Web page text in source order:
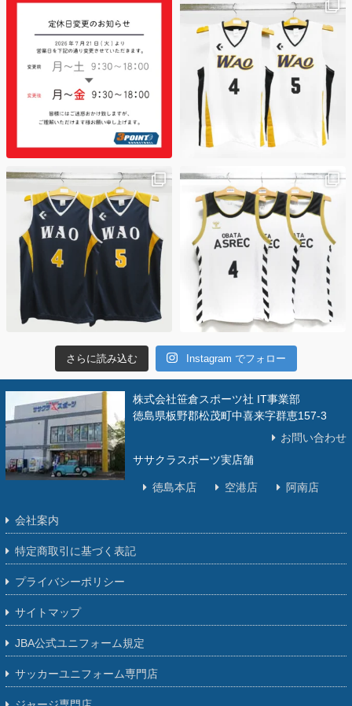
さらに読み込む Instagram でフォロー
株式会社笹倉スポーツ社 IT事業部
徳島県板野郡松茂町中喜来字群恵157-3
お問い合わせ
ササクラスポーツ実店舗
徳島本店 空港店 阿南店
会社案内
特定商取引に基づく表記
プライバシーポリシー
サイトマップ
JBA公式ユニフォーム規定
サッカーユニフォーム専門店